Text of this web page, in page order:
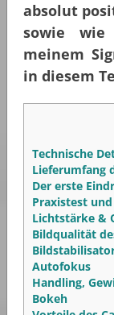
absolut
sowie
meinem
in diesem
Technische
Lieferumfang
Der erste
Praxistest
Lichtstärke &
Bildqualität
Autofokus
Handling,
Bokeh